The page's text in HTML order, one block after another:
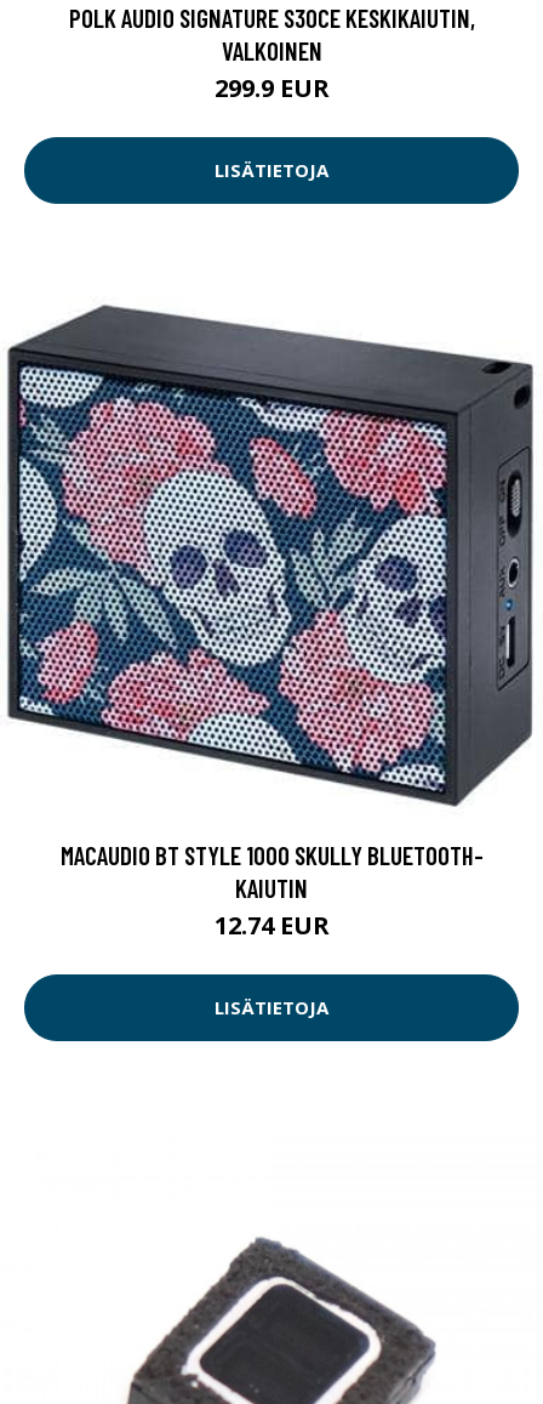
POLK AUDIO SIGNATURE S30CE KESKIKAIUTIN,
VALKOINEN
299.9 EUR
LISÄTIETOJA
MACAUDIO BT STYLE 1000 SKULLY BLUETOOTH-
KAIUTIN
12.74 EUR
LISÄTIETOJA